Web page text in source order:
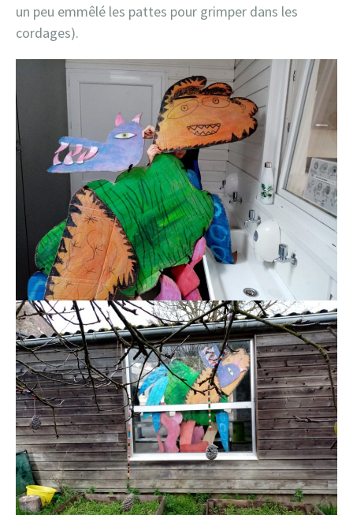
un peu emmêlé les pattes pour grimper dans les
cordages).